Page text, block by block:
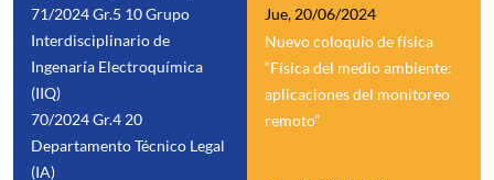
71/2024 Gr.5 10 Grupo
Interdisciplinario de
Ingenaría Electroquímica
(IIQ)
70/2024 Gr.4 20
Departamento Técnico Legal
(IA)
Jue, 20/06/2024
Nuevo coloquio de física
“Física del medio ambiente:
aplicaciones del monitoreo
remoto”